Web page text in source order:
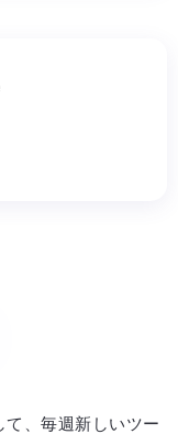
、毎週新しいツー